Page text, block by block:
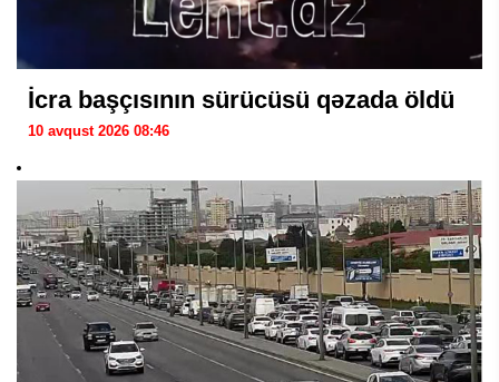
İcra başçısının sürücüsü qəzada öldü
10 avqust 2026 08:46